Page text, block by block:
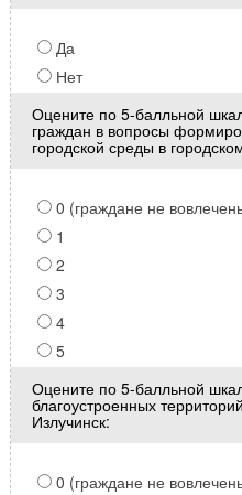
Да
Нет
Оцените по 5-балльной
граждан в вопросы
городской среды в
0 (граждане не
1
2
3
4
5
Оцените по 5-балльной
благоустроенных
Излучинск:
0 (граждане не